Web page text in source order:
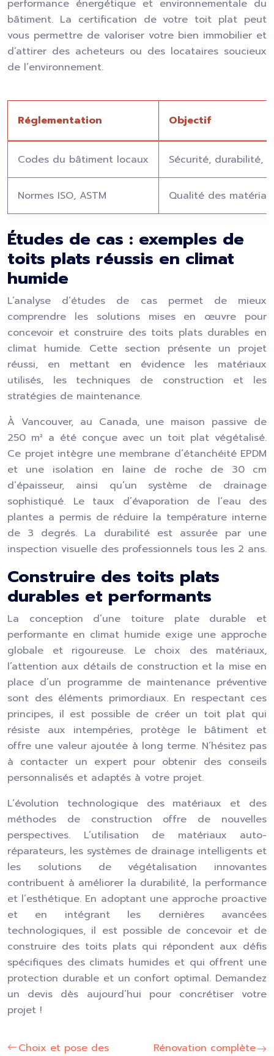
performance énergétique et environnementale du
bâtiment. La certification de votre toit plat peut
vous permettre de valoriser votre bien immobilier et
d’attirer des acheteurs ou des locataires soucieux
de l’environnement.
Réglementation Objectif
Codes du bâtiment locaux Sécurité, durabilité,
Normes ISO, ASTM Qualité des
Études de cas : exemples de
toits plats réussis en climat
humide
L’analyse d’études de cas permet de mieux
comprendre les solutions mises en œuvre pour
concevoir et construire des toits plats durables en
climat humide. Cette section présente un projet
réussi, en mettant en évidence les matériaux
utilisés, les techniques de construction et les
stratégies de maintenance.
À Vancouver, au Canada, une maison passive de
250 m² a été conçue avec un toit plat végétalisé.
Ce projet intègre une membrane d’étanchéité EPDM
et une isolation en laine de roche de 30 cm
d’épaisseur, ainsi qu’un système de drainage
sophistiqué. Le taux d’évaporation de l’eau des
plantes a permis de réduire la température interne
de 3 degrés. La durabilité est assurée par une
inspection visuelle des professionnels tous les 2 ans.
Construire des toits plats
durables et performants
La conception d’une toiture plate durable et
performante en climat humide exige une approche
globale et rigoureuse. Le choix des matériaux,
l’attention aux détails de construction et la mise en
place d’un programme de maintenance préventive
sont des éléments primordiaux. En respectant ces
principes, il est possible de créer un toit plat qui
résiste aux intempéries, protège le bâtiment et
offre une valeur ajoutée à long terme. N’hésitez pas
à contacter un expert pour obtenir des conseils
personnalisés et adaptés à votre projet.
L’évolution technologique des matériaux et des
méthodes de construction offre de nouvelles
perspectives. L’utilisation de matériaux auto-
réparateurs, les systèmes de drainage intelligents et
les solutions de végétalisation innovantes
contribuent à améliorer la durabilité, la performance
et l’esthétique. En adoptant une approche proactive
et en intégrant les dernières avancées
technologiques, il est possible de concevoir et de
construire des toits plats qui répondent aux défis
spécifiques des climats humides et qui offrent une
protection durable et un confort optimal. Demandez
un devis dès aujourd’hui pour concrétiser votre
projet !
Choix et pose des
Rénovation complète